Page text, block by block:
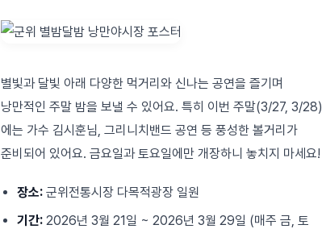
별빛과 달빛 아래 다양한 먹거리와 신나는 공연을 즐기며
낭만적인 주말 밤을 보낼 수 있어요. 특히 이번 주말(3/27, 3/28)
에는 가수 김시훈님, 그리니치밴드 공연 등 풍성한 볼거리가
준비되어 있어요. 금요일과 토요일에만 개장하니 놓치지 마세요!
장소: 군위전통시장 다목적광장 일원
기간: 2026년 3월 21일 ~ 2026년 3월 29일 (매주 금, 토